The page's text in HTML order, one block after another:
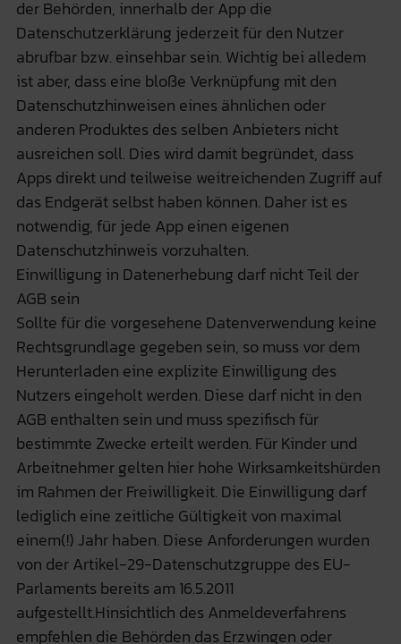
der Behörden, innerhalb der App die
Datenschutzerklärung jederzeit für den Nutzer
abrufbar bzw. einsehbar sein. Wichtig bei alledem
ist aber, dass eine bloße Verknüpfung mit den
Datenschutzhinweisen eines ähnlichen oder
anderen Produktes des selben Anbieters nicht
ausreichen soll. Dies wird damit begründet, dass
Apps direkt und teilweise weitreichenden Zugriff auf
das Endgerät selbst haben können. Daher ist es
notwendig, für jede App einen eigenen
Datenschutzhinweis vorzuhalten.
Einwilligung in Datenerhebung darf nicht Teil der
AGB sein
Sollte für die vorgesehene Datenverwendung keine
Rechtsgrundlage gegeben sein, so muss vor dem
Herunterladen eine explizite Einwilligung des
Nutzers eingeholt werden. Diese darf nicht in den
AGB enthalten sein und muss spezifisch für
bestimmte Zwecke erteilt werden. Für Kinder und
Arbeitnehmer gelten hier hohe Wirksamkeitshürden
im Rahmen der Freiwilligkeit. Die Einwilligung darf
lediglich eine zeitliche Gültigkeit von maximal
einem(!) Jahr haben. Diese Anforderungen wurden
von der Artikel-29-Datenschutzgruppe des EU-
Parlaments bereits am 16.5.2011
aufgestellt.Hinsichtlich des Anmeldeverfahrens
empfehlen die Behörden das Erzwingen oder